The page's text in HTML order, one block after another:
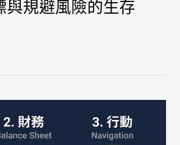
與規避風險的生存